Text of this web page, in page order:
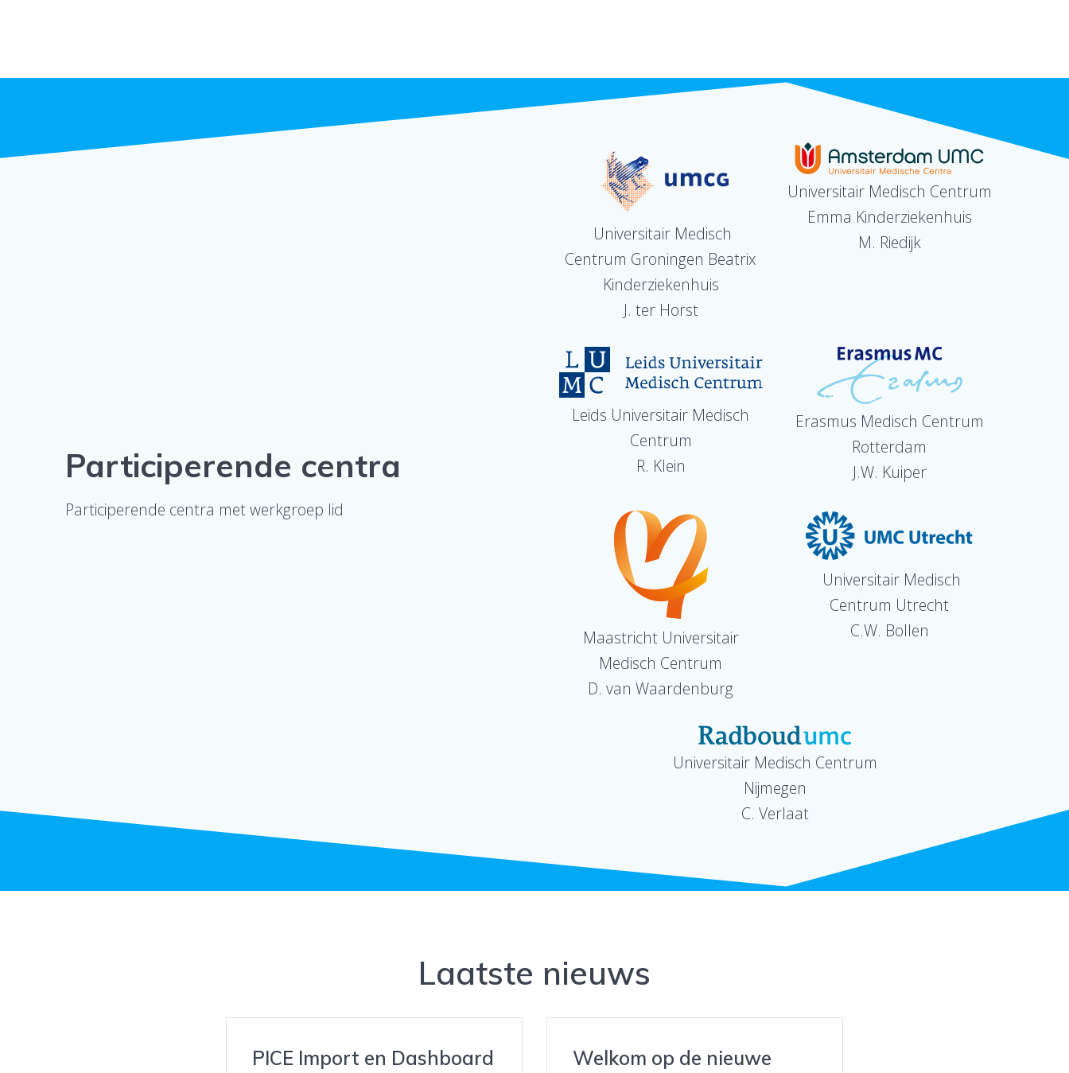
Participerende centra
Participerende centra met werkgroep lid
Universitair Medisch
Centrum Groningen Beatrix
Kinderziekenhuis
J. ter Horst
Universitair Medisch Centrum
Emma Kinderziekenhuis
M. Riedijk
Leids Universitair Medisch
Centrum
R. Klein
Erasmus Medisch Centrum
Rotterdam
J.W. Kuiper
Maastricht Universitair
Medisch Centrum
D. van Waardenburg
Universitair Medisch
Centrum Utrecht
C.W. Bollen
Universitair Medisch Centrum
Nijmegen
C. Verlaat
Laatste nieuws
PICE Import en Dashboard
Welkom op de nieuwe